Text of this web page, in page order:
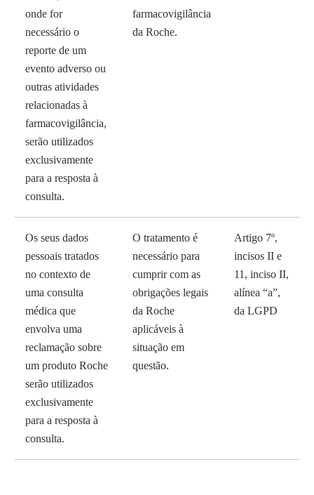
onde for
necessário o
reporte de um
evento adverso ou
outras atividades
relacionadas à
farmacovigilância,
serão utilizados
exclusivamente
para a resposta à
consulta.
farmacovigilância
da Roche.
Os seus dados
pessoais tratados
no contexto de
uma consulta
médica que
envolva uma
reclamação sobre
um produto Roche
serão utilizados
exclusivamente
para a resposta à
consulta.
O tratamento é
necessário para
cumprir com as
obrigações legais
da Roche
aplicáveis à
situação em
questão.
Artigo 7º,
incisos II e
11, inciso II,
alínea “a”,
da LGPD